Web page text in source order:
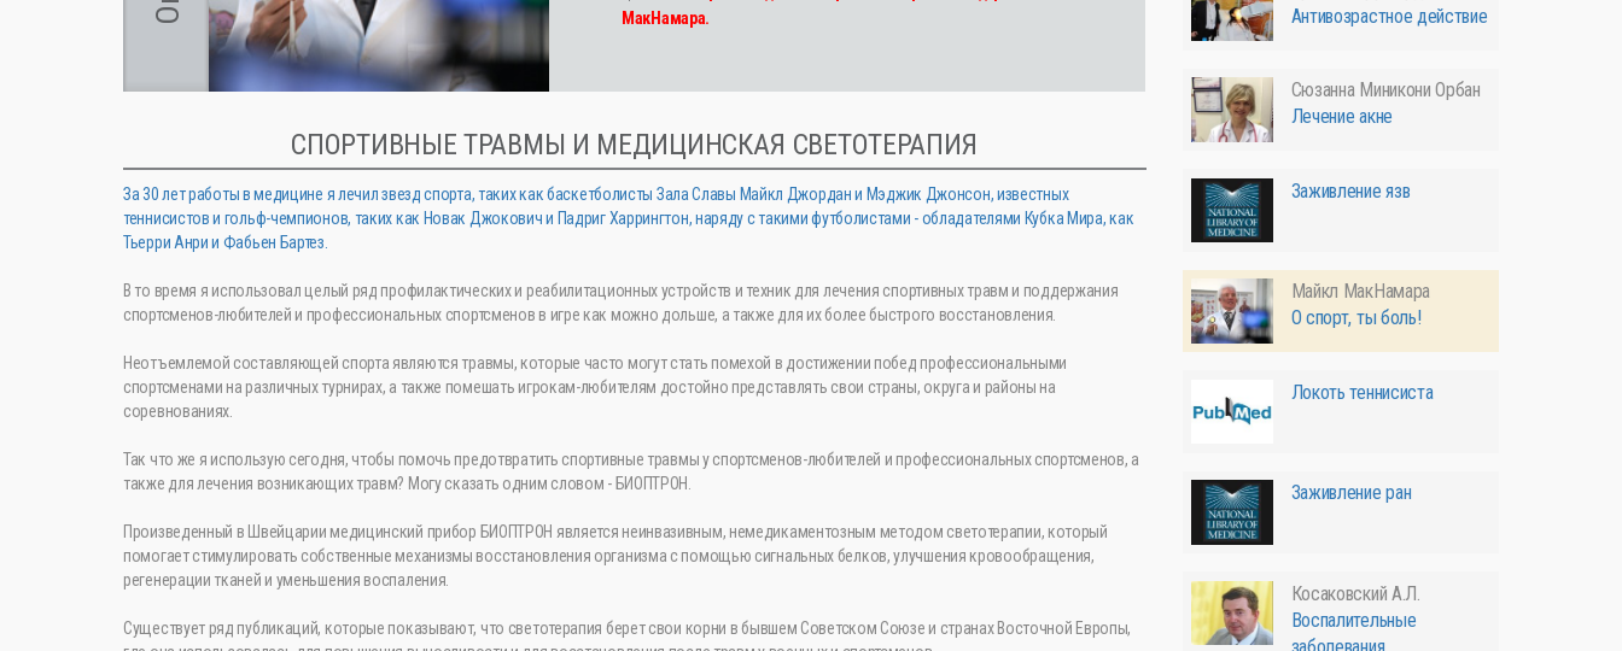
МакНамара.
СПОРТИВНЫЕ ТРАВМЫ И МЕДИЦИНСКАЯ СВЕТОТЕРАПИЯ
За 30 лет работы в медицине я лечил звезд спорта, таких как баскетболисты Зала Славы Майкл Джордан и Мэджик Джонсон, известных
теннисистов и гольф-чемпионов, таких как Новак Джокович и Падриг Харрингтон, наряду с такими футболистами - обладателями Кубка Мира, как
Тьерри Анри и Фабьен Бартез.
В то время я использовал целый ряд профилактических и реабилитационных устройств и техник для лечения спортивных травм и поддержания
спортсменов-любителей и профессиональных спортсменов в игре как можно дольше, а также для их более быстрого восстановления.
Неотъемлемой составляющей спорта являются травмы, которые часто могут стать помехой в достижении побед профессиональными
спортсменами на различных турнирах, а также помешать игрокам-любителям достойно представлять свои страны, округа и районы на
соревнованиях.
Так что же я использую сегодня, чтобы помочь предотвратить спортивные травмы у спортсменов-любителей и профессиональных спортсменов, а
также для лечения возникающих травм? Могу сказать одним словом - БИОПТРОН.
Произведенный в Швейцарии медицинский прибор БИОПТРОН является неинвазивным, немедикаментозным методом светотерапии, который
помогает стимулировать собственные механизмы восстановления организма с помощью сигнальных белков, улучшения кровообращения,
регенерации тканей и уменьшения воспаления.
Существует ряд публикаций, которые показывают, что светотерапия берет свои корни в бывшем Советском Союзе и странах Восточной Европы,
Антивозрастное действие
Сюзанна Миникони Орбан
Лечение акне
Заживление язв
Майкл МакНамара
О спорт, ты боль!
Локоть теннисиста
Заживление ран
Косаковский А.Л.
Воспалительные